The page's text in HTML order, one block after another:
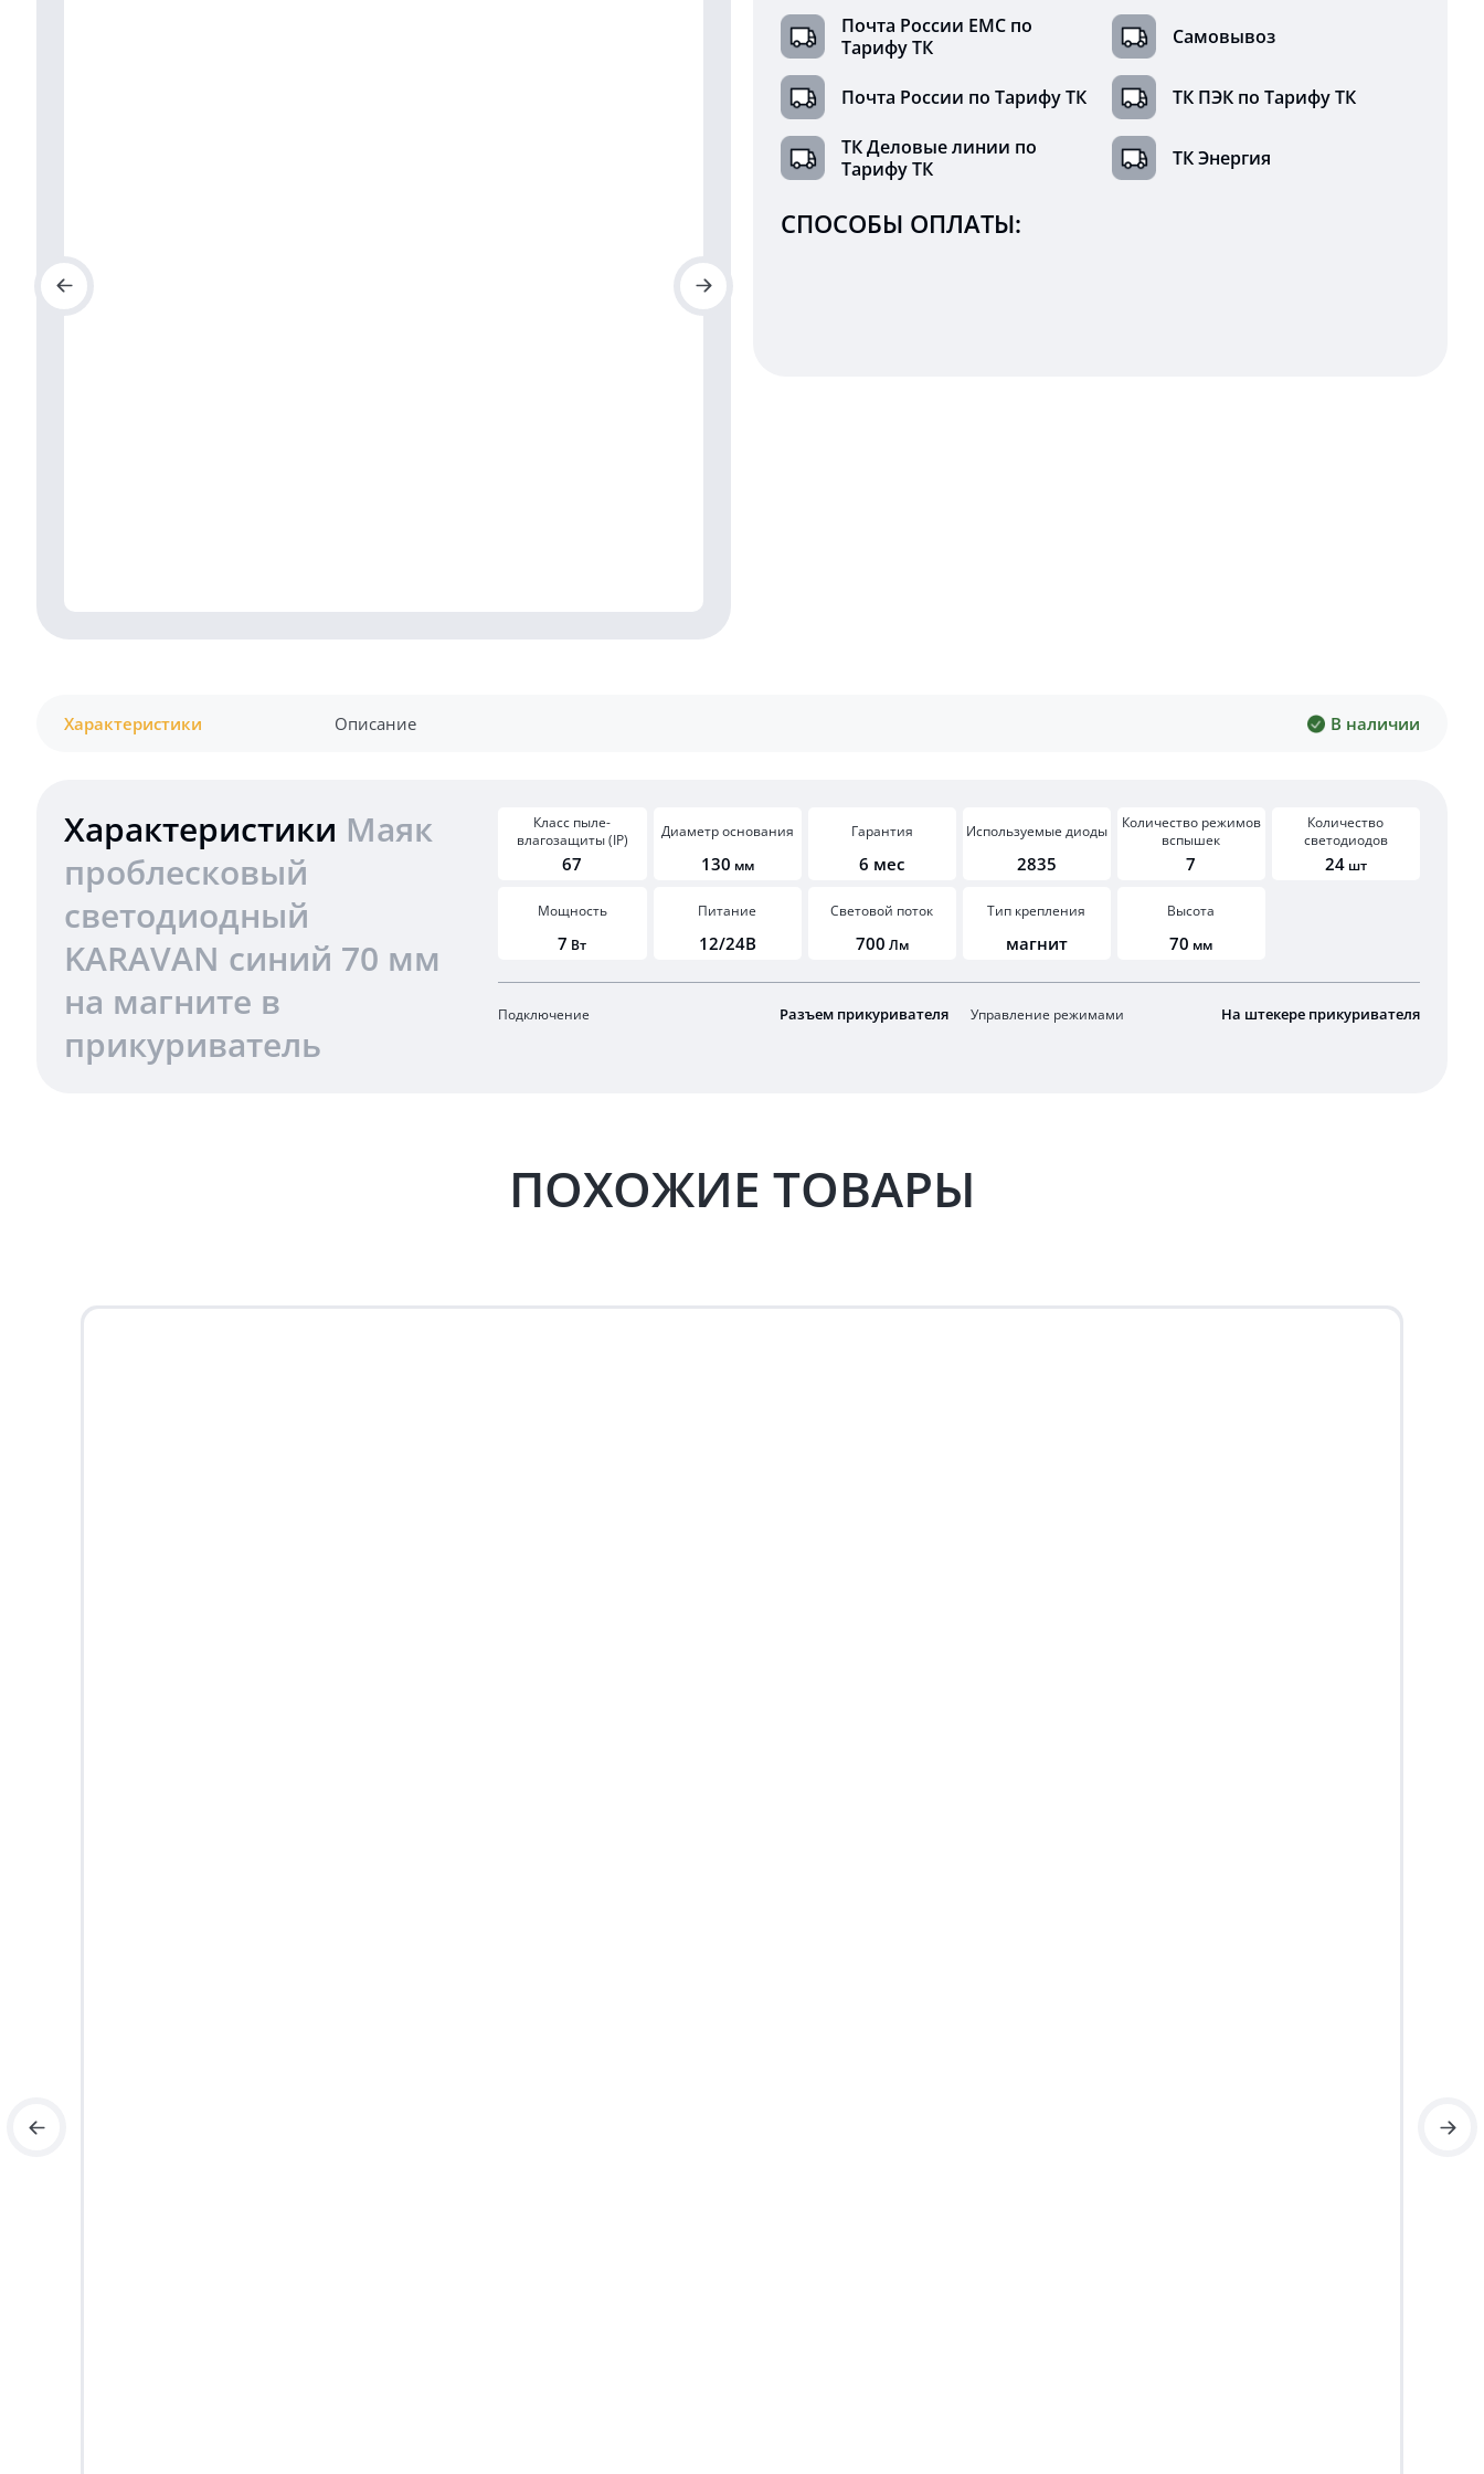
Почта России ЕМС по
Тарифу ТК
Самовывоз
Почта России по Тарифу ТК ТК ПЭК по Тарифу ТК
ТК Деловые линии по
Тарифу ТК
ТК Энергия
СПОСОБЫ ОПЛАТЫ:
Характеристики Описание В наличии
Характеристики Маяк
проблесковый
светодиодный
KARAVAN синий 70 мм
на магните в
прикуриватель
Класс пыле-
влагозащиты (IP)
67
Диаметр основания
130 мм
Гарантия
6 мес
Используемые диоды
2835
Количество режимов
вспышек
7
Количество
светодиодов
24 шт
Мощность
7 Вт
Питание
12/24В
Световой поток
700 Лм
Тип крепления
магнит
Высота
70 мм
Подключение Разъем прикуривателя Управление режимами На штекере прикуривателя
ПОХОЖИЕ ТОВАРЫ